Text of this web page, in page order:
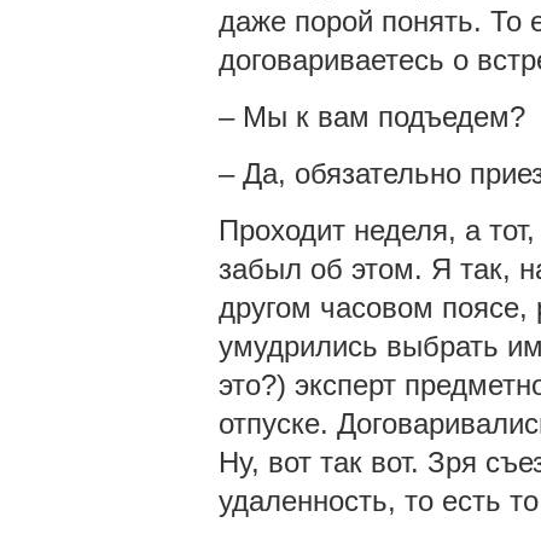
даже порой понять. То
договариваетесь о
– Мы к вам подъедем?
– Да, обязательно
Проходит неделя, а
забыл об этом. Я так,
другом часовом
умудрились выбрать
это?) эксперт
отпуске.
Ну, вот так вот. Зря
удаленность, то есть